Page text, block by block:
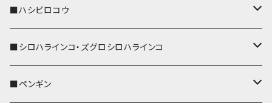
ストラップ付
キーケース
名刺入れ・カードケース
コインケース
リールのみ
ストラップ付
キーケース
名刺入れ・カードケース
メガネケース
IDカードホルダー
リール付きストラップ
リールのみ
キーケース
パスケース
リール付きストラップ
リールのみ
メガネケース
キーホルダー
パスケース
リール付きストラップ
キーカバー
キーホルダー
パスケース
■ハシビロコウ
キーカバー
キーホルダー
■シロハラインコ・ズグロシロハラインコ
キーカバー
■ペンギン